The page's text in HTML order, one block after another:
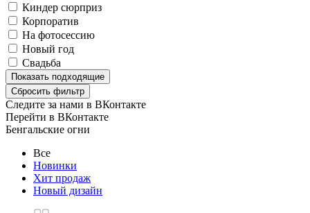
Киндер сюрприз
Корпоратив
На фотосессию
Новый год
Свадьба
Показать подходящие
Сбросить фильтр
Следите за нами в ВКонтакте
Перейти в ВКонтакте
Бенгальские огни
Все
Новинки
Хит продаж
Новый дизайн